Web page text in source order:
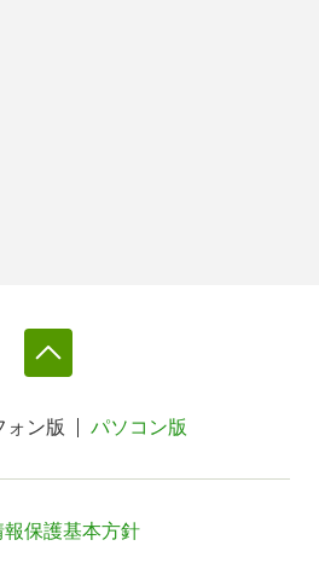
ォン版 パソコン版
報保護基本方針